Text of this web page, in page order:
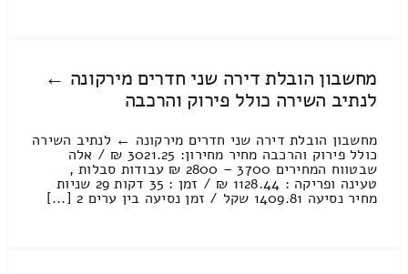
מחשבון הובלת דירה שני חדרים מירקונה ←
לנתיב השירה כולל פירוק והרכבה
מחשבון הובלת דירה שני חדרים מירקונה ← לנתיב השירה
כולל פירוק והרכבה מחיר מחירון: 3021.25 ₪ / אלה
שבטווח המחירים 3700 – 2800 ₪ עבודות סבלות ,
טעינה ופריקה : 1128.44 ₪ / זמן : 35 דקות 29 שניות
מחיר נסיעה 1409.81 שקל / זמן נסיעה בין ערים 2 [...]